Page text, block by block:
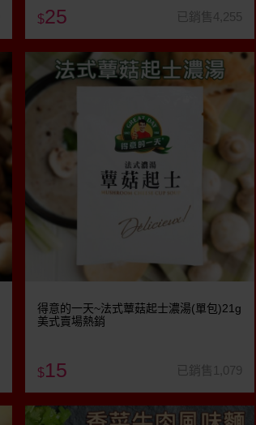
$25 已銷售4,255
得意的一天~法式蕈菇起士濃湯(單包)21g
美式賣場熱銷
$15 已銷售1,079